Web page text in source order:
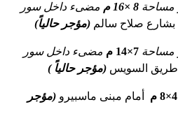
مساحة
مضىء داخل سور
بشارع صلاح سالم (مؤجر حالياً)
مساحة
مضىء داخل سور
طريق السويس (مؤجر حالياً )
4×8 م أمام مبنى ماسبيرو (مؤجر